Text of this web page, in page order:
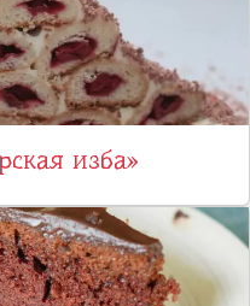
изба»